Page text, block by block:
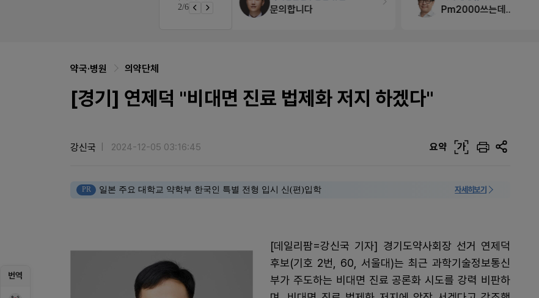
3/6 Pm2000쓰는데..
번역
약국·병원 의약단체
[경기] 연제덕 "비대면 진료 법제화 저지 하겠다"
강신국 2024-12-05 03:16:45 요약 가
PR 일본 주요 대학교 약학부 한국인 특별 전형 입시 신(편)입학 자세히보기
[데일리팜=강신국 기자] 경기도약사회장 선거 연제덕
후보(기호 2번, 60, 서울대)는 최근 과학기술정보통신
부가 주도하는 비대면 진료 공론화 시도를 강력 비판하